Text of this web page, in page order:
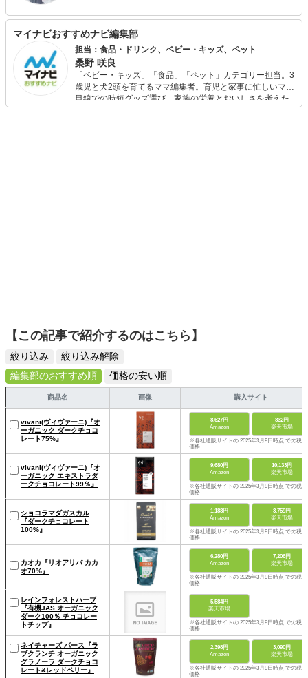
特に家庭的な料理の考案に力を入れ、企業のブランドイメ
ージやコンセプトに沿った料理を提案し、消費者に商品の
価値を伝える役割を果たしている。
マイナビおすすめナビ編集部
担当：食品・ドリンク、ベビー・キッズ、ペット
桑野 咲良
「ベビー・キッズ」「食品」「ペット」カテゴリー担当。3
歳児と犬2頭を育てるママ編集者。育児と家事に忙しいママ
目線での時短グッズ選び、家族の栄養とおいしさを考えた
食品選び、束の間のリラックスタイムを楽しむためのスイ
【この記事で紹介するのはこちら】
絞り込み
絞り込み解除
編集部のおすすめ順
価格の安い順
商品名 画像 購入サイト
vivani(ヴィヴァーニ)『オ
ーガニック ダークチョコ
レート75%』
8,627円
Amazon
832円
楽天市場
※各社通販サイトの 2025年3月9日時点 での税込
価格
vivani(ヴィヴァーニ)『オ
ーガニック エキストラダ
ークチョコレート99％』
9,680円
Amazon
10,133円
楽天市場
※各社通販サイトの 2025年3月9日時点 での税込
価格
ショコラマダガスカル
『ダークチョコレート
100%』
1,188円
Amazon
3,759円
楽天市場
※各社通販サイトの 2025年3月9日時点 での税込
価格
カオカ『リオアリバ カカ
オ70%』
6,280円
Amazon
7,206円
楽天市場
※各社通販サイトの 2025年3月9日時点 での税込
価格
レインフォレストハーブ
『有機JAS オーガニック
ダーク100％ チョコレー
トチップ』
5,584円
楽天市場
※各社通販サイトの 2025年3月9日時点 での税込
価格
ネイチャーズ パース『ラ
ブクランチ オーガニック
グラノーラ ダークチョコ
レート&レッドベリー』
2,398円
Amazon
3,090円
楽天市場
※各社通販サイトの 2025年3月9日時点 での税込
価格